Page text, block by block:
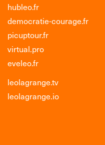
hubleo.fr
democratie-courage.fr
picuptour.fr
virtual.pro
eveleo.fr
leolagrange.tv
leolagrange.io